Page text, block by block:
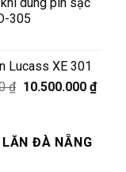
là:
9.500.000 ₫.
tại
305
Lucass XE 301
₫ Giá
12.000.000 ₫.
10.500.000 ₫Giá
ĐÀ NẴNG